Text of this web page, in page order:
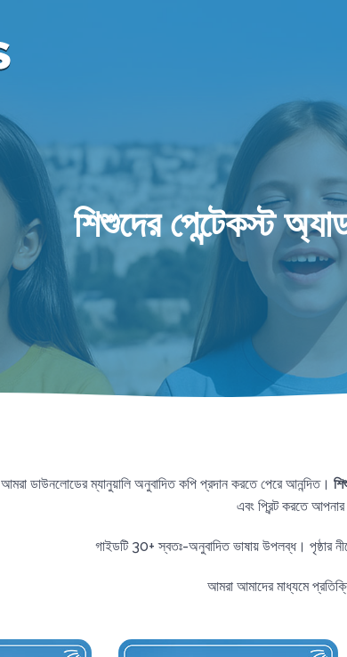
শিশুদের পেন্টেকস্ট
আমরা ডাউনলোডের ম্যানুয়ালি অনুবাদিত কপি প্রদান করতে পেরে আনন্দিত।
এবং প্রিন্ট করতে
গাইডটি 30+ স্বতঃ-অনুবাদিত ভাষায় উপলব্ধ। পৃষ্ঠার
আমরা আমাদের মাধ্যমে